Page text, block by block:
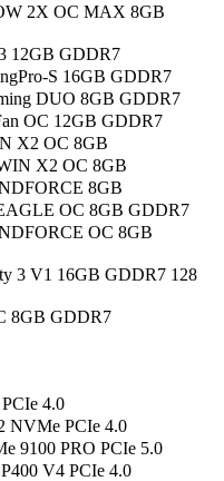
2X OC MAX 8GB
12GB GDDR7
S 16GB GDDR7
DUO 8GB GDDR7
OC 12GB GDDR7
X2 OC 8GB
X2 OC 8GB
8GB
OC 8GB GDDR7
OC 8GB
3 V1 16GB GDDR7 128
8GB GDDR7
4.0
NVMe PCIe 4.0
9100 PRO PCIe 5.0
V4 PCIe 4.0